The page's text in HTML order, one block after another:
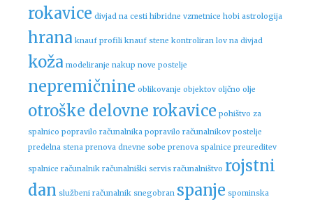
rokavice divjad na cesti hibridne vzmetnice hobi astrologija
hrana knauf profili knauf stene kontroliran lov na divjad
koža modeliranje nakup nove postelje
nepremičnine oblikovanje objektov oljčno olje
otroške delovne rokavice pohištvo za
spalnico popravilo računalnika popravilo računalnikov postelje
predelna stena prenova dnevne sobe prenova spalnice preureditev
spalnice računalnik računalniški servis računalništvo rojstni
dan službeni računalnik snegobran spanje spominska